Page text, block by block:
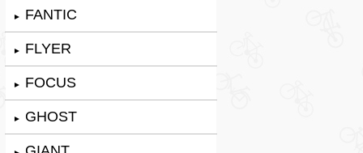
► FANTIC
► FLYER
► FOCUS
► GHOST